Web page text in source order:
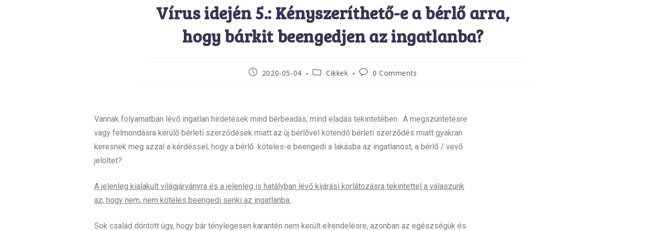
Vírus idején 5.: Kényszeríthető-e a bérlő arra,
hogy bárkit beengedjen az ingatlanba?
2020-05-04 Cikkek 0 Comments
Vannak folyamatban lévő ingatlan hirdetések mind bérbeadás, mind eladás tekintetében. A megszüntetésre
vagy felmondásra kerülő bérleti szerződések miatt az új bérlővel kötendő bérleti szerződés miatt gyakran
keresnek meg azzal a kérdéssel, hogy a bérlő köteles-e beengedi a lakásba az ingatlanost, a bérlő / vevő
jelöltet?
A jelenleg kialakult világjárványra és a jelenleg is hatályban lévő kijárási korlátozásra tekintettel a válaszunk
az, hogy nem, nem köteles beengedi senki az ingatlanba.
Sok család döntött úgy, hogy bár ténylegesen karantén nem került elrendelésre, azonban az egészségük és